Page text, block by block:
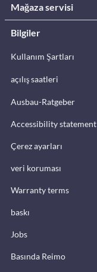
Mağaza servisi
Bilgiler
Kullanım Şartları
açılış saatleri
Ausbau-Ratgeber
Accessibility statement
Çerez ayarları
veri koruması
Warranty terms
baskı
Jobs
Basında Reimo